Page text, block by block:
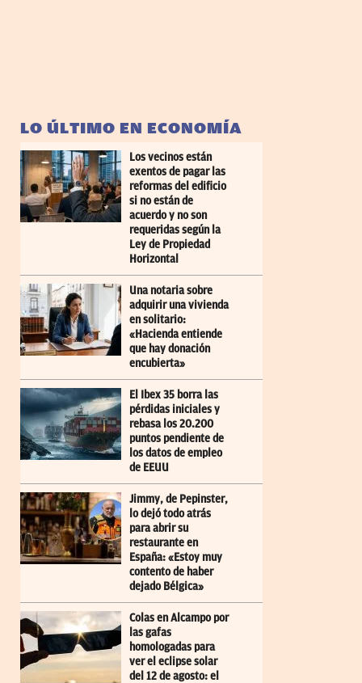
LO ÚLTIMO EN ECONOMÍA
Los vecinos están
exentos de pagar las
reformas del edificio
si no están de
acuerdo y no son
requeridas según la
Ley de Propiedad
Horizontal
Una notaria sobre
adquirir una vivienda
en solitario:
«Hacienda entiende
que hay donación
encubierta»
El Ibex 35 borra las
pérdidas iniciales y
rebasa los 20.200
puntos pendiente de
los datos de empleo
de EEUU
Jimmy, de Pepinster,
lo dejó todo atrás
para abrir su
restaurante en
España: «Estoy muy
contento de haber
dejado Bélgica»
Colas en Alcampo por
las gafas
homologadas para
ver el eclipse solar
del 12 de agosto: el